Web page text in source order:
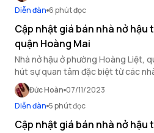
Diễn đàn 6 phút đọc
Cập nhật giá bán nhà nở hậu
quận Hoàng Mai
Nhà nở hậu ở phường Hoàng Liệt,
hút sự quan tâm đặc biệt từ các
OneHousing sẽ cung cấp thông tin
Đức Hoàn 07/11/2023
Diễn đàn 5 phút đọc
Cập nhật giá bán nhà nở hậu